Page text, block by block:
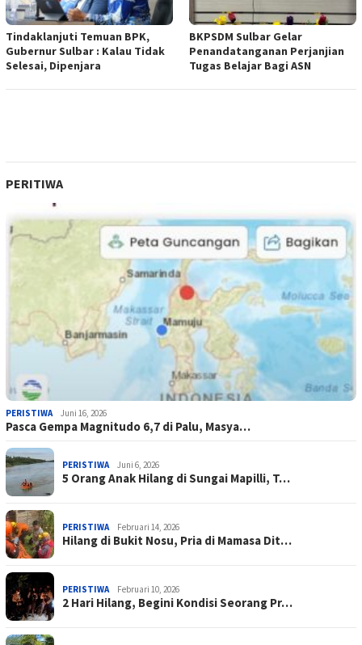
Tindaklanjuti Temuan BPK,
Gubernur Sulbar : Kalau Tidak
Selesai, Dipenjara
BKPSDM Sulbar Gelar
Penandatanganan Perjanjian
Tugas Belajar Bagi ASN
PERITIWA
PERISTIWA Juni 16, 2026
Pasca Gempa Magnitudo 6,7 di Palu, Masya…
PERISTIWA Juni 6, 2026
5 Orang Anak Hilang di Sungai Mapilli, T…
PERISTIWA Februari 14, 2026
Hilang di Bukit Nosu, Pria di Mamasa Dit…
PERISTIWA Februari 10, 2026
2 Hari Hilang, Begini Kondisi Seorang Pr…